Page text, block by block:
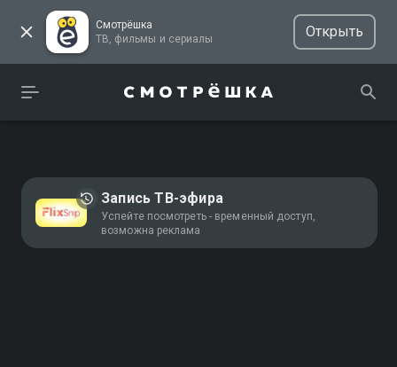
Смотрёшка
ТВ, фильмы и сериалы
Открыть
Запись ТВ-эфира
Успейте посмотреть - временный доступ,
возможна реклама